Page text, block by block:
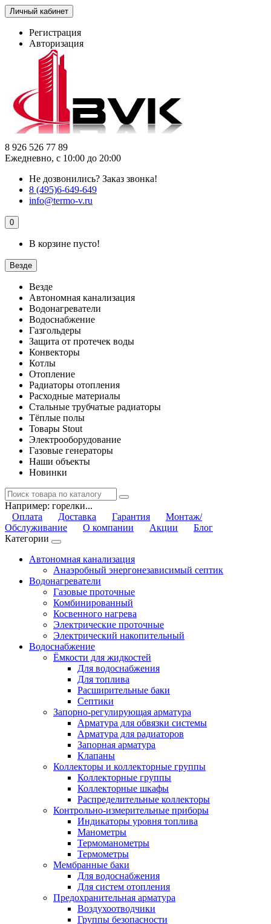
Личный кабинет
Регистрация
Авторизация
8 926 526 77 89
Ежедневно, с 10:00 до 20:00
Не дозвонились? Заказ звонка!
8 (495)6-649-649
info@termo-v.ru
0
В корзине пусто!
Везде
Везде
Автономная канализация
Водонагреватели
Водоснабжение
Газгольдеры
Защита от протечек воды
Конвекторы
Котлы
Отопление
Радиаторы отопления
Расходные материалы
Стальные трубчатые радиаторы
Тёплые полы
Товары Stout
Электрооборудование
Газовые генераторы
Наши объекты
Новинки
Например: горелки...
Оплата
Доставка Гарантия
Монтаж/
Обслуживание
О компании Акции
Блог
Категории
Автономная канализация
Анаэробный энергонезависимый септик
Водонагреватели
Газовые проточные
Комбинированный
Косвенного нагрева
Электрические проточные
Электрический накопительный
Водоснабжение
Ёмкости для жидкостей
Для водоснабжения
Для топлива
Расширительные баки
Септики
Запорно-регулирующая арматура
Арматура для обвязки системы
Арматура для радиаторов
Запорная арматура
Клапаны
Коллекторы и коллекторные группы
Коллекторные группы
Коллекторные шкафы
Распределительные коллекторы
Контрольно-измерительные приборы
Индикаторы уровня топлива
Манометры
Термоманометры
Термометры
Мембранные баки
Для водоснабжения
Для систем отопления
Предохранительная арматура
Воздухоотводчики
Группы безопасности